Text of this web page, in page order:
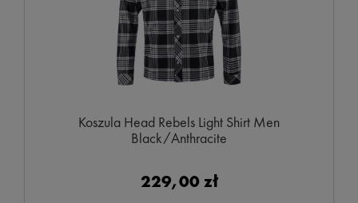
Koszula Head Rebels Light Shirt Men
Black/Anthracite
229,00 zł